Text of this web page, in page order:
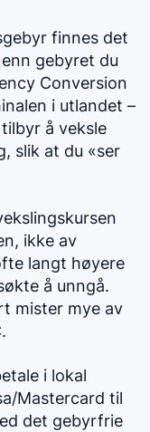
finnes det
gebyret du
Conversion
i utlandet –
å veksle
slik at du «ser
ikke av
langt høyere
å unngå.
mister mye av
i lokal
Mastercard til
det gebyrfrie